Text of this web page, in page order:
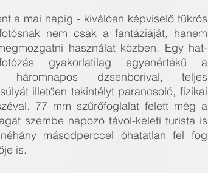
a mai napig - kiválóan képviselő tükrös
nem csak a fantáziáját, hanem
használat közben. Egy hat-
gyakorlatilag egyenértékű a
háromnapos dzsenborival, teljes
illetően tekintélyt parancsoló, fizikai
77 mm szűrőfoglalat felett még a
szembe napozó távol-keleti turista is
másodperccel óhatatlan fel fog
is.